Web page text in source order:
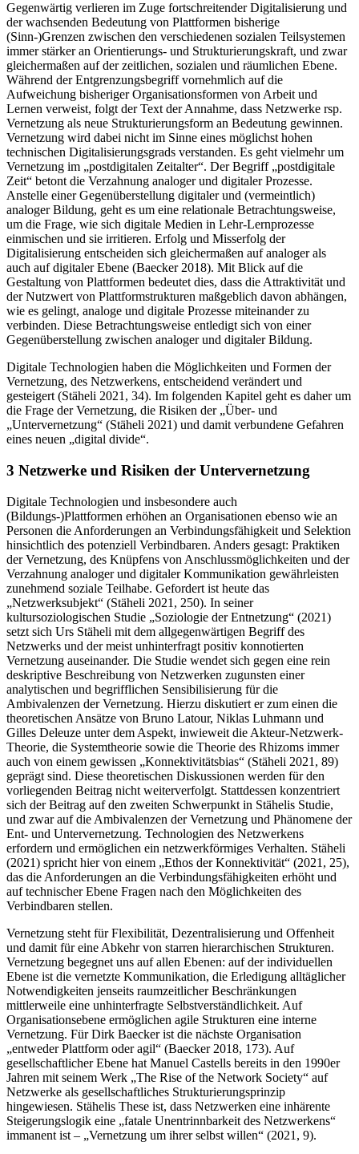
Gegenwärtig verlieren im Zuge fortschreitender Digitalisierung und
der wachsenden Bedeutung von Plattformen bisherige
(Sinn-)Grenzen zwischen den verschiedenen sozialen Teilsystemen
immer stärker an Orientierungs- und Strukturierungskraft, und zwar
gleichermaßen auf der zeitlichen, sozialen und räumlichen Ebene.
Während der Entgrenzungsbegriff vornehmlich auf die
Aufweichung bisheriger Organisationsformen von Arbeit und
Lernen verweist, folgt der Text der Annahme, dass Netzwerke rsp.
Vernetzung als neue Strukturierungsform an Bedeutung gewinnen.
Vernetzung wird dabei nicht im Sinne eines möglichst hohen
technischen Digitalisierungsgrads verstanden. Es geht vielmehr um
Vernetzung im „postdigitalen Zeitalter“. Der Begriff „postdigitale
Zeit“ betont die Verzahnung analoger und digitaler Prozesse.
Anstelle einer Gegenüberstellung digitaler und (vermeintlich)
analoger Bildung, geht es um eine relationale Betrachtungsweise,
um die Frage, wie sich digitale Medien in Lehr-Lernprozesse
einmischen und sie irritieren. Erfolg und Misserfolg der
Digitalisierung entscheiden sich gleichermaßen auf analoger als
auch auf digitaler Ebene (Baecker 2018). Mit Blick auf die
Gestaltung von Plattformen bedeutet dies, dass die Attraktivität und
der Nutzwert von Plattformstrukturen maßgeblich davon abhängen,
wie es gelingt, analoge und digitale Prozesse miteinander zu
verbinden. Diese Betrachtungsweise entledigt sich von einer
Gegenüberstellung zwischen analoger und digitaler Bildung.
Digitale Technologien haben die Möglichkeiten und Formen der
Vernetzung, des Netzwerkens, entscheidend verändert und
gesteigert (Stäheli 2021, 34). Im folgenden Kapitel geht es daher um
die Frage der Vernetzung, die Risiken der „Über- und
„Untervernetzung“ (Stäheli 2021) und damit verbundene Gefahren
eines neuen „digital divide“.
3 Netzwerke und Risiken der Untervernetzung
Digitale Technologien und insbesondere auch
(Bildungs-)Plattformen erhöhen an Organisationen ebenso wie an
Personen die Anforderungen an Verbindungsfähigkeit und Selektion
hinsichtlich des potenziell Verbindbaren. Anders gesagt: Praktiken
der Vernetzung, des Knüpfens von Anschlussmöglichkeiten und der
Verzahnung analoger und digitaler Kommunikation gewährleisten
zunehmend soziale Teilhabe. Gefordert ist heute das
„Netzwerksubjekt“ (Stäheli 2021, 250). In seiner
kultursoziologischen Studie „Soziologie der Entnetzung“ (2021)
setzt sich Urs Stäheli mit dem allgegenwärtigen Begriff des
Netzwerks und der meist unhinterfragt positiv konnotierten
Vernetzung auseinander. Die Studie wendet sich gegen eine rein
deskriptive Beschreibung von Netzwerken zugunsten einer
analytischen und begrifflichen Sensibilisierung für die
Ambivalenzen der Vernetzung. Hierzu diskutiert er zum einen die
theoretischen Ansätze von Bruno Latour, Niklas Luhmann und
Gilles Deleuze unter dem Aspekt, inwieweit die Akteur-Netzwerk-
Theorie, die Systemtheorie sowie die Theorie des Rhizoms immer
auch von einem gewissen „Konnektivitätsbias“ (Stäheli 2021, 89)
geprägt sind. Diese theoretischen Diskussionen werden für den
vorliegenden Beitrag nicht weiterverfolgt. Stattdessen konzentriert
sich der Beitrag auf den zweiten Schwerpunkt in Stähelis Studie,
und zwar auf die Ambivalenzen der Vernetzung und Phänomene der
Ent- und Untervernetzung. Technologien des Netzwerkens
erfordern und ermöglichen ein netzwerkförmiges Verhalten. Stäheli
(2021) spricht hier von einem „Ethos der Konnektivität“ (2021, 25),
das die Anforderungen an die Verbindungsfähigkeiten erhöht und
auf technischer Ebene Fragen nach den Möglichkeiten des
Verbindbaren stellen.
Vernetzung steht für Flexibilität, Dezentralisierung und Offenheit
und damit für eine Abkehr von starren hierarchischen Strukturen.
Vernetzung begegnet uns auf allen Ebenen: auf der individuellen
Ebene ist die vernetzte Kommunikation, die Erledigung alltäglicher
Notwendigkeiten jenseits raumzeitlicher Beschränkungen
mittlerweile eine unhinterfragte Selbstverständlichkeit. Auf
Organisationsebene ermöglichen agile Strukturen eine interne
Vernetzung. Für Dirk Baecker ist die nächste Organisation
„entweder Plattform oder agil“ (Baecker 2018, 173). Auf
gesellschaftlicher Ebene hat Manuel Castells bereits in den 1990er
Jahren mit seinem Werk „The Rise of the Network Society“ auf
Netzwerke als gesellschaftliches Strukturierungsprinzip
hingewiesen. Stähelis These ist, dass Netzwerken eine inhärente
Steigerungslogik eine „fatale Unentrinnbarkeit des Netzwerkens“
immanent ist – „Vernetzung um ihrer selbst willen“ (2021, 9).